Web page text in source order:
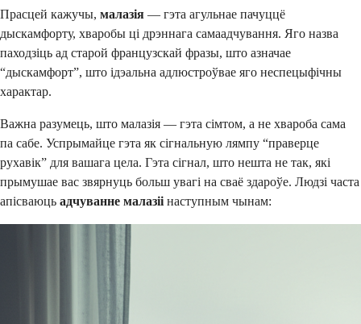
Прасцей кажучы, малазія — гэта агульнае пачуццё
дыскамфорту, хваробы ці дрэннага самаадчування. Яго назва
паходзіць ад старой французскай фразы, што азначае
“дыскамфорт”, што ідэальна адлюстроўвае яго неспецыфічны
характар.
Важна разумець, што малазія — гэта сімтом, а не хвароба сама
па сабе. Успрымайце гэта як сігнальную лямпу “праверце
рухавік” для вашага цела. Гэта сігнал, што нешта не так, які
прымушае вас звярнуць больш увагі на сваё здароўе. Людзі часта
апісваюць адчуванне малазіі наступным чынам: